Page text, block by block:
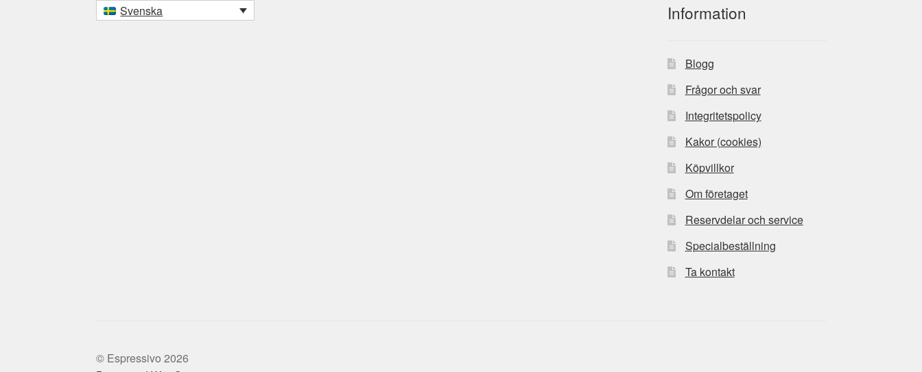
Svenska Information
Blogg
Frågor och svar
Integritetspolicy
Kakor (cookies)
Köpvillkor
Om företaget
Reservdelar och service
Specialbeställning
Ta kontakt
© Espressivo 2026